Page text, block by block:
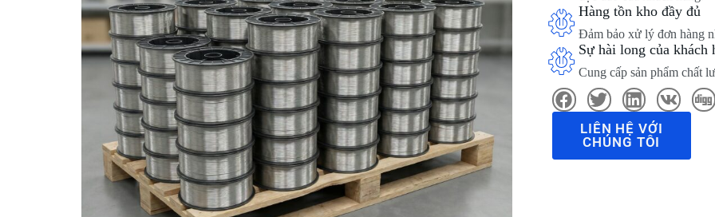
Hàng tồn kho đầy đủ
Đảm bảo xử lý đơn hàng
Sự hài long của khách
Cung cấp sản phẩm chất
LIÊN HỆ VỚI
CHÚNG TÔI